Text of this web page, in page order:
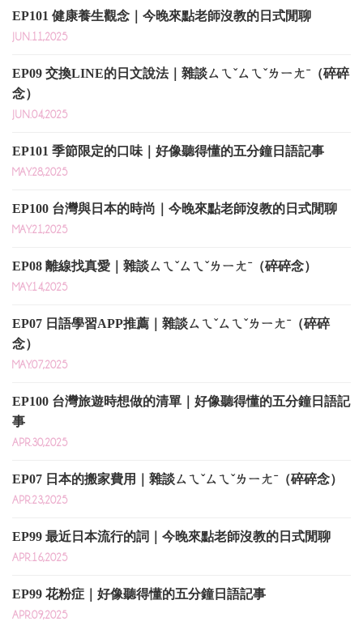
EP101 健康養生觀念｜今晚來點老師沒教的日式閒聊
JUN.11,2025
EP09 交換LINE的日文說法｜雜談ㄙㄟˇㄙㄟˇㄌㄧㄤˉ（碎碎
念）
JUN.04,2025
EP101 季節限定的口味｜好像聽得懂的五分鐘日語記事
MAY.28,2025
EP100 台灣與日本的時尚｜今晚來點老師沒教的日式閒聊
MAY.21,2025
EP08 離線找真愛｜雜談ㄙㄟˇㄙㄟˇㄌㄧㄤˉ（碎碎念）
MAY.14,2025
EP07 日語學習APP推薦｜雜談ㄙㄟˇㄙㄟˇㄌㄧㄤˉ（碎碎
念）
MAY.07,2025
EP100 台灣旅遊時想做的清單｜好像聽得懂的五分鐘日語記
事
APR.30,2025
EP07 日本的搬家費用｜雜談ㄙㄟˇㄙㄟˇㄌㄧㄤˉ（碎碎念）
APR.23,2025
EP99 最近日本流行的詞｜今晚來點老師沒教的日式閒聊
APR.16,2025
EP99 花粉症｜好像聽得懂的五分鐘日語記事
APR.09,2025